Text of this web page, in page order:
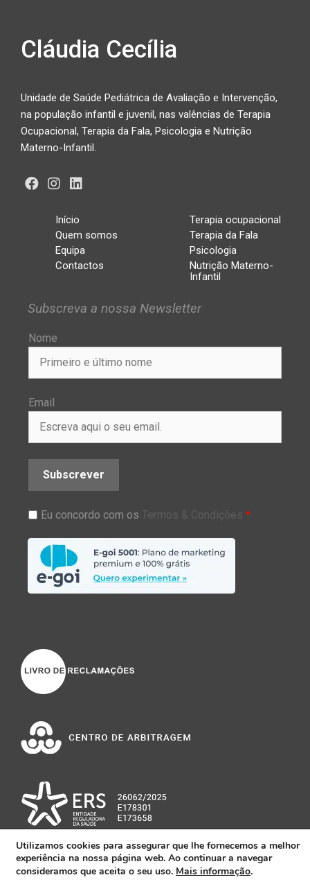
Cláudia Cecília
Unidade de Saúde Pediátrica de Avaliação e Intervenção,
na população infantil e juvenil, nas valências de Terapia
Ocupacional, Terapia da Fala, Psicologia e Nutrição
Materno-Infantil.
Início
Quem somos
Equipa
Contactos
Terapia ocupacional
Terapia da Fala
Psicologia
Nutrição Materno-
Infantil
Subscreva a nossa Newsletter
Nome
Email
Subscrever
Eu concordo com os Termos & Condições *
Utilizamos cookies para assegurar que lhe fornecemos a melhor
experiência na nossa página web. Ao continuar a navegar
consideramos que aceita o seu uso. Mais informação.